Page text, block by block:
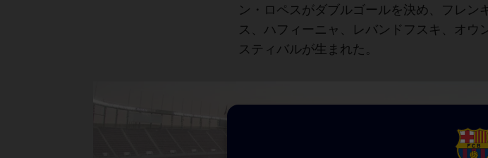
ン・ロペスがダブルゴールを決め、フレン
ス、ハフィーニャ、レバンドフスキ、オウ
スティバルが生まれた。